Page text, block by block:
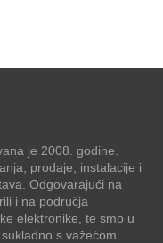
je 2008. godine.
prodaje, instalacije i
Odgovarajući na
i na područja
elektronike, te smo u
s važećom